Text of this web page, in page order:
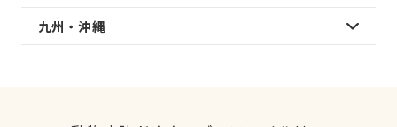
九州・沖縄